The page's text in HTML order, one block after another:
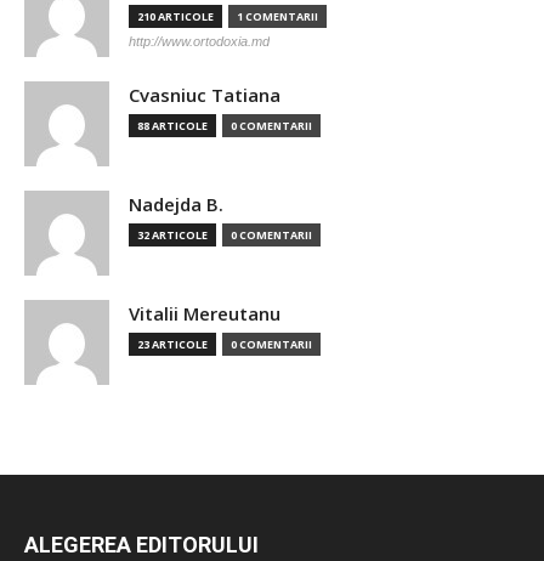
210 ARTICOLE 1 COMENTARII
http://www.ortodoxia.md
Cvasniuc Tatiana
88 ARTICOLE 0 COMENTARII
Nadejda B.
32 ARTICOLE 0 COMENTARII
Vitalii Mereutanu
23 ARTICOLE 0 COMENTARII
ALEGEREA EDITORULUI